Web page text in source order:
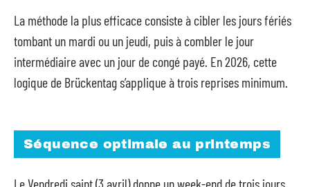
La méthode la plus efficace consiste à cibler les jours fériés
tombant un mardi ou un jeudi, puis à combler le jour
intermédiaire avec un jour de congé payé. En 2026, cette
logique de Brückentag s’applique à trois reprises minimum.
Séquence optimale au printemps
Le Vendredi saint (3 avril) donne un week-end de trois jours